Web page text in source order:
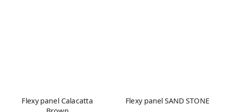
Flexy panel Calacatta Flexy panel SAND STONE